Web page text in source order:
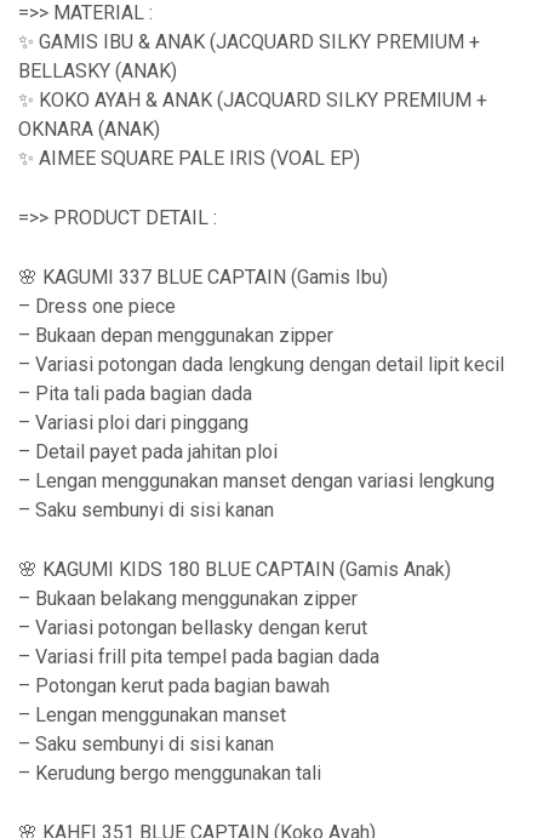
g
R
4
,
9
0
0
t
r
o
u
g
h
R
p
=>> MATERIAL :
✨ GAMIS IBU & ANAK (JACQUARD SILKY PREMIUM +
BELLASKY (ANAK)
✨ KOKO AYAH & ANAK (JACQUARD SILKY PREMIUM +
OKNARA (ANAK)
✨ AIMEE SQUARE PALE IRIS (VOAL EP)
=>> PRODUCT DETAIL :
🌸 KAGUMI 337 BLUE CAPTAIN (Gamis Ibu)
– Dress one piece
– Bukaan depan menggunakan zipper
– Variasi potongan dada lengkung dengan detail lipit kecil
– Pita tali pada bagian dada
– Variasi ploi dari pinggang
– Detail payet pada jahitan ploi
– Lengan menggunakan manset dengan variasi lengkung
– Saku sembunyi di sisi kanan
🌸 KAGUMI KIDS 180 BLUE CAPTAIN (Gamis Anak)
– Bukaan belakang menggunakan zipper
– Variasi potongan bellasky dengan kerut
– Variasi frill pita tempel pada bagian dada
– Potongan kerut pada bagian bawah
– Lengan menggunakan manset
– Saku sembunyi di sisi kanan
– Kerudung bergo menggunakan tali
🌸 KAHFI 351 BLUE CAPTAIN (Koko Ayah)